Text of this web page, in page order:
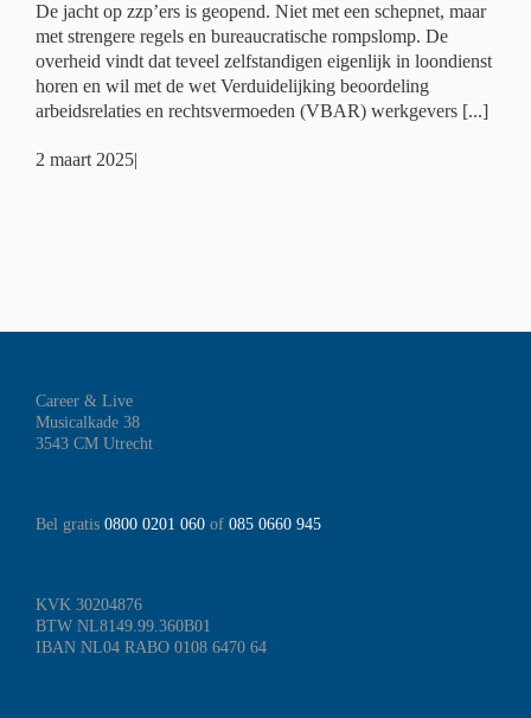
De jacht op zzp’ers is geopend. Niet met een schepnet, maar
met strengere regels en bureaucratische rompslomp. De
overheid vindt dat teveel zelfstandigen eigenlijk in loondienst
horen en wil met de wet Verduidelijking beoordeling
arbeidsrelaties en rechtsvermoeden (VBAR) werkgevers [...]
2 maart 2025|
Career & Live
Musicalkade 38
3543 CM Utrecht
Bel gratis 0800 0201 060 of 085 0660 945
KVK 30204876
BTW NL8149.99.360B01
IBAN NL04 RABO 0108 6470 64